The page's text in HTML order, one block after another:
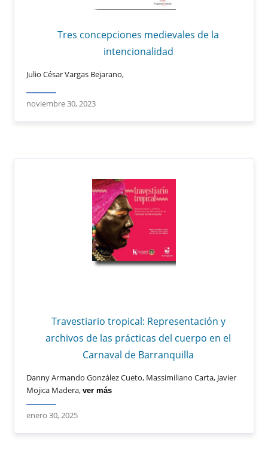
Tres concepciones medievales de la
intencionalidad
Julio César Vargas Bejarano,
noviembre 30, 2023
Travestiario tropical: Representación y
archivos de las prácticas del cuerpo en el
Carnaval de Barranquilla
Danny Armando González Cueto, Massimiliano Carta, Javier
Mojica Madera,ver más
enero 30, 2025